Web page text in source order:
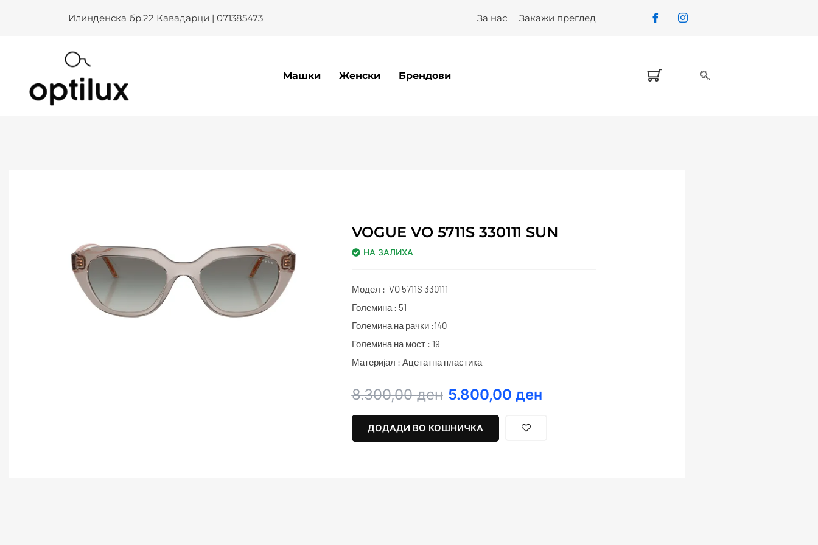
Илинденска бр.22 Кавадарци | 071385473 За нас Закажи преглед
Машки Женски Брендови
VOGUE VO 5711S 330111 SUN
НА ЗАЛИХА
Модел : VO 5711S 330111
Големина : 51
Големина на рачки :140
Големина на мост : 19
Материјал : Ацетатна пластика
8.300,00ден
Original
was:
8.300,00 ден.
5.800,00 ден
Current
5.800,00 ден.
ДОДАДИ ВО КОШНИЧКА